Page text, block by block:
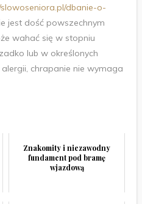
dbanie-o-
jest dość powszechnym
wahać się w stopniu
lub w określonych
chrapanie nie wymaga
Znakomity i niezawodny
fundament pod bramę
wjazdową